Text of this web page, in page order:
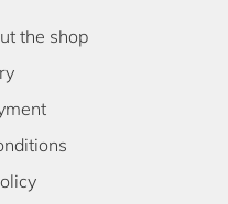
the shop